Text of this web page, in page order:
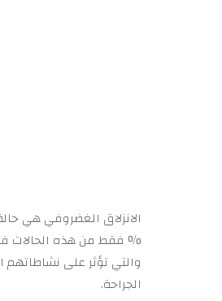
% فقط من هذه الحالات
والتي تؤثر على نشاطاتهم
الجراحة.